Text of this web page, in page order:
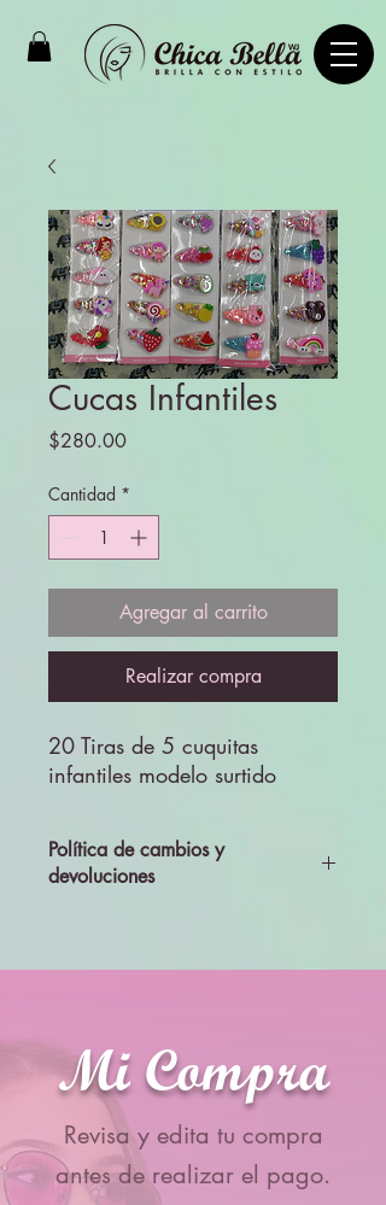
Cucas Infantiles
$280.00Precio
Cantidad *
Agregar al carrito
Realizar compra
20 Tiras de 5 cuquitas
infantiles modelo surtido
Política de cambios y
devoluciones
aceptará cambios ni devolciones
Mi Compra
Revisa y edita tu compra
antes de realizar el pago.